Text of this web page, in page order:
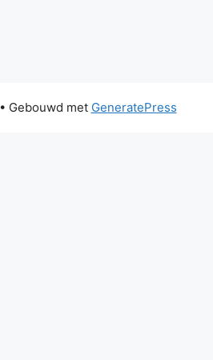
• Gebouwd met GeneratePress